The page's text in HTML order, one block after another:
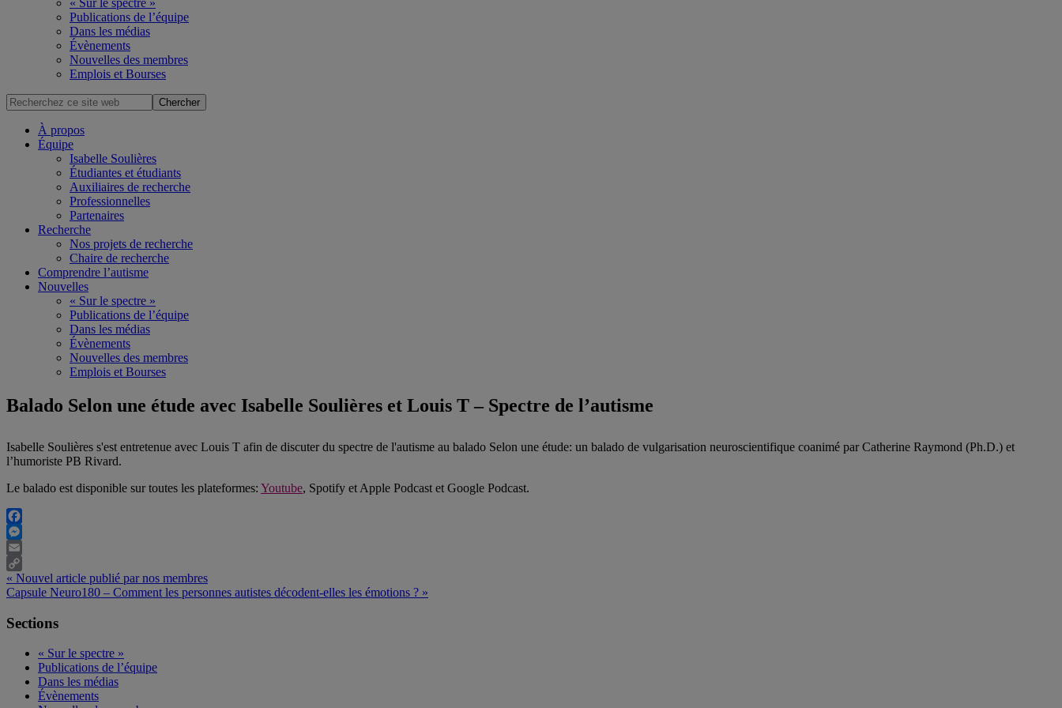
« Sur le spectre »
Publications de l’équipe
Dans les médias
Évènements
Nouvelles des membres
Emplois et Bourses
Recherchez
ce
web
À propos
Équipe
Isabelle Soulières
Étudiantes et étudiants
Auxiliaires de recherche
Professionnelles
Partenaires
Recherche
Nos projets de recherche
Chaire de recherche
Comprendre l’autisme
Nouvelles
« Sur le spectre »
Publications de l’équipe
Dans les médias
Évènements
Nouvelles des membres
Emplois et Bourses
Balado Selon une étude avec Isabelle Soulières et Louis T – Spectre de l’autisme
Isabelle Soulières s'est entretenue avec Louis T afin de discuter du spectre de l'autisme au balado Selon une étude: un balado de vulgarisation neuroscientifique coanimé par Catherine Raymond (Ph.D.) et
l’humoriste PB Rivard.
Le balado est disponible sur toutes les plateformes: Youtube, Spotify et Apple Podcast et Google Podcast.
Facebook
Messenger
Email
Copy
Link
Previous
Post:
« Nouvel article publié par nos membres
Next
Capsule Neuro180 – Comment les personnes autistes décodent-elles les émotions ? »
Primary
Sidebar
Sections
« Sur le spectre »
Publications de l’équipe
Dans les médias
Évènements